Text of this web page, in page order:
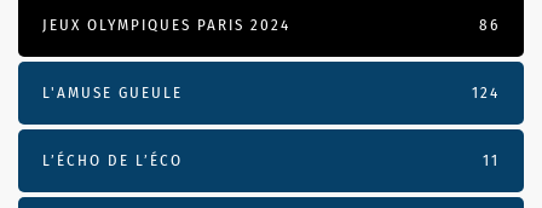
JEUX OLYMPIQUES PARIS 2024 86
L'AMUSE GUEULE 124
L’ÉCHO DE L’ÉCO 11